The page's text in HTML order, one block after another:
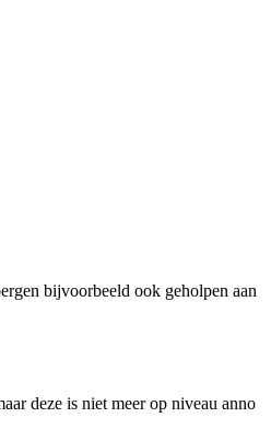
bijvoorbeeld ook geholpen aan
deze is niet meer op niveau anno